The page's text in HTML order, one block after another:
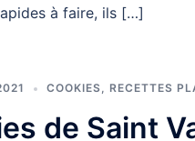
à faire, ils […]
COOKIES, RECETTES
de Saint